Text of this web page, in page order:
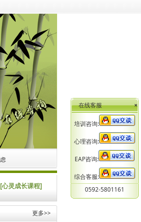
[心灵成长课程]
更多>>
在线客服 ×
培训咨询:
心理咨询:
EAP咨询:
综合客服:
0592-5801161